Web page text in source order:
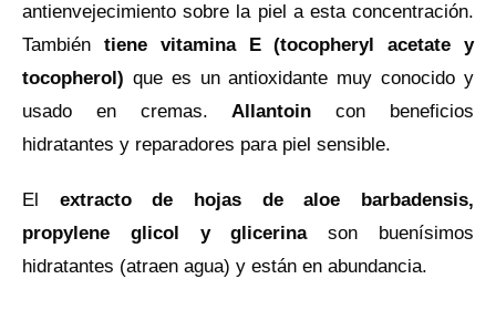
antienvejecimiento sobre la piel a esta concentración.
También tiene vitamina E (tocopheryl acetate y
tocopherol) que es un antioxidante muy conocido y
usado en cremas. Allantoin con beneficios
hidratantes y reparadores para piel sensible.
El extracto de hojas de aloe barbadensis,
propylene glicol y glicerinason buenísimos
hidratantes (atraen agua) y están en abundancia.